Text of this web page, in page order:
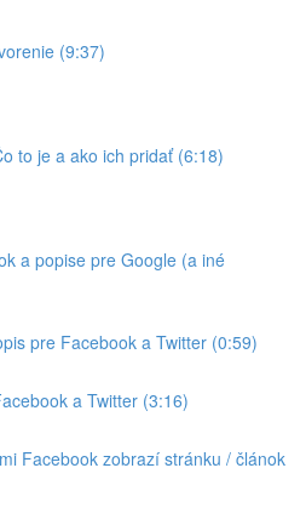
(9:37)
to je a ako ich pridať (6:18)
a popise pre Google (a iné
pre Facebook a Twitter (0:59)
a Twitter (3:16)
Facebook zobrazí stránku / článok